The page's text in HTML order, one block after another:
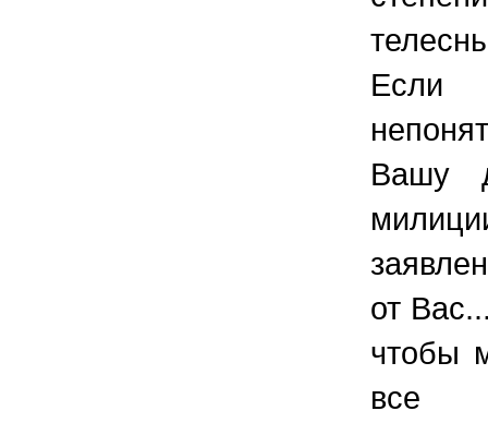
Если
Вашу
от
чтобы